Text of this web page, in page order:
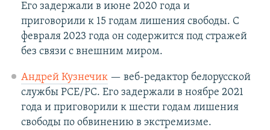
Его задержали в июне 2020 года и
приговорили к 15 годам лишения свободы. С
февраля 2023 года он содержится под стражей
без связи с внешним миром.
Андрей Кузнечик— веб-редактор белорусской
службы РСЕ/РС. Его задержали в ноябре 2021
года и приговорили к шести годам лишения
свободы по обвинению в экстремизме.